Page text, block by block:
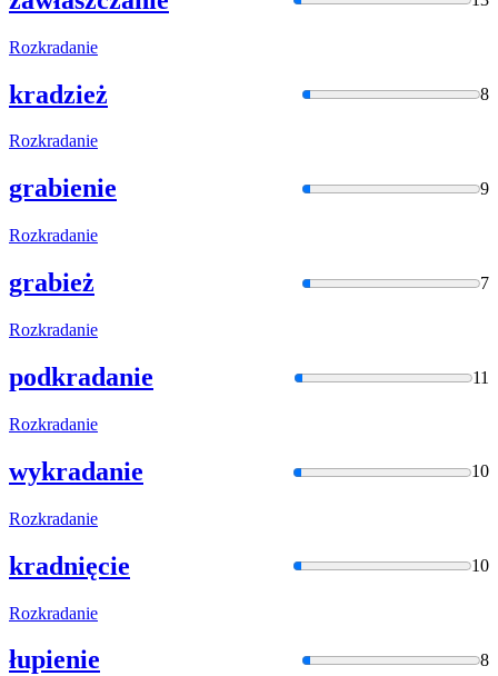
Rozkradanie
kradzież 8
Rozkradanie
grabienie 9
Rozkradanie
grabież 7
Rozkradanie
podkradanie 11
Rozkradanie
wykradanie 10
Rozkradanie
kradnięcie 10
Rozkradanie
łupienie 8